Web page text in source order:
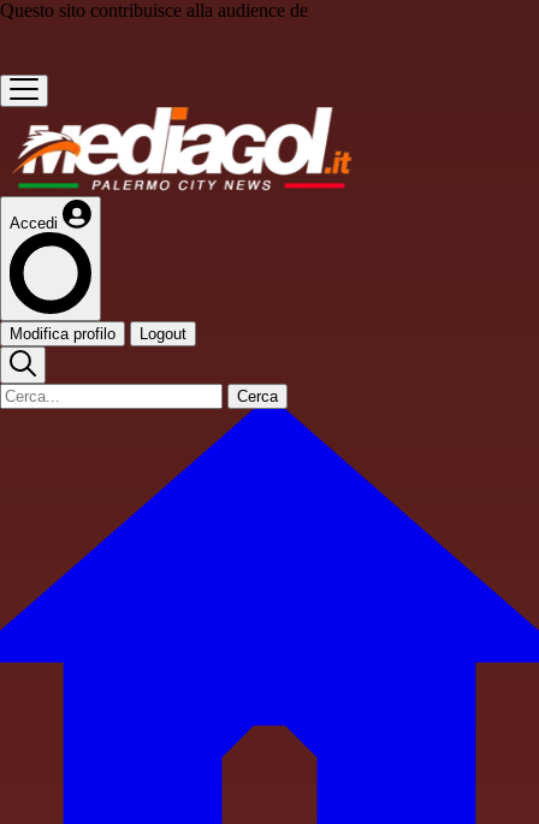
Questo sito contribuisce alla audience de
Accedi
Modifica profilo Logout
Cerca